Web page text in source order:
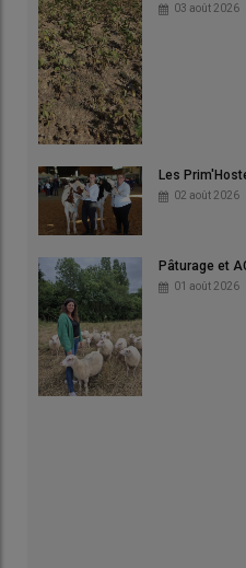
03 août 2026
Les
02 août 2026
Pâturage et
01 août 2026